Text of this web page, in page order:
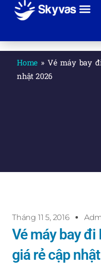
Home » Vé máy bay
nhật 2026
Tháng 11 5, 2016
Vé máy bay đi
giá rẻ cập